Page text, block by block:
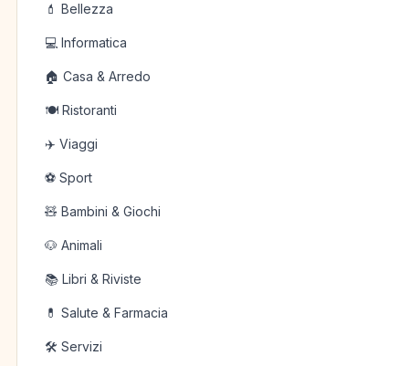
💄 Bellezza
💻 Informatica
🏠 Casa & Arredo
🍽️ Ristoranti
✈️ Viaggi
⚽ Sport
🧸 Bambini & Giochi
🐶 Animali
📚 Libri & Riviste
💊 Salute & Farmacia
🛠️ Servizi